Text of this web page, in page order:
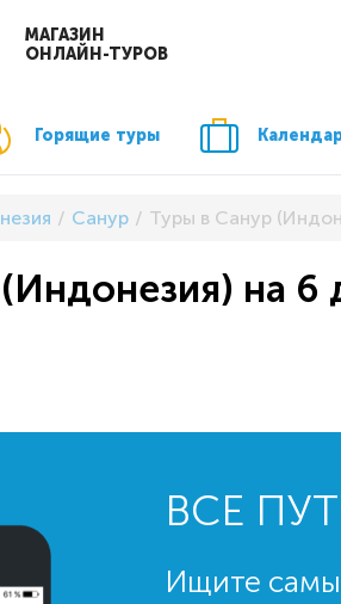
МАГАЗИН
ОНЛАЙН-ТУРОВ
Горящие туры
Санур Туры в Санур
на 6
ВСЕ
Ищите